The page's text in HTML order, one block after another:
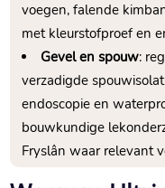
voegen, falende
met kleurstofproef en
Gevel en spouw:
verzadigde
endoscopie en
bouwkundige
Fryslân waar relevant